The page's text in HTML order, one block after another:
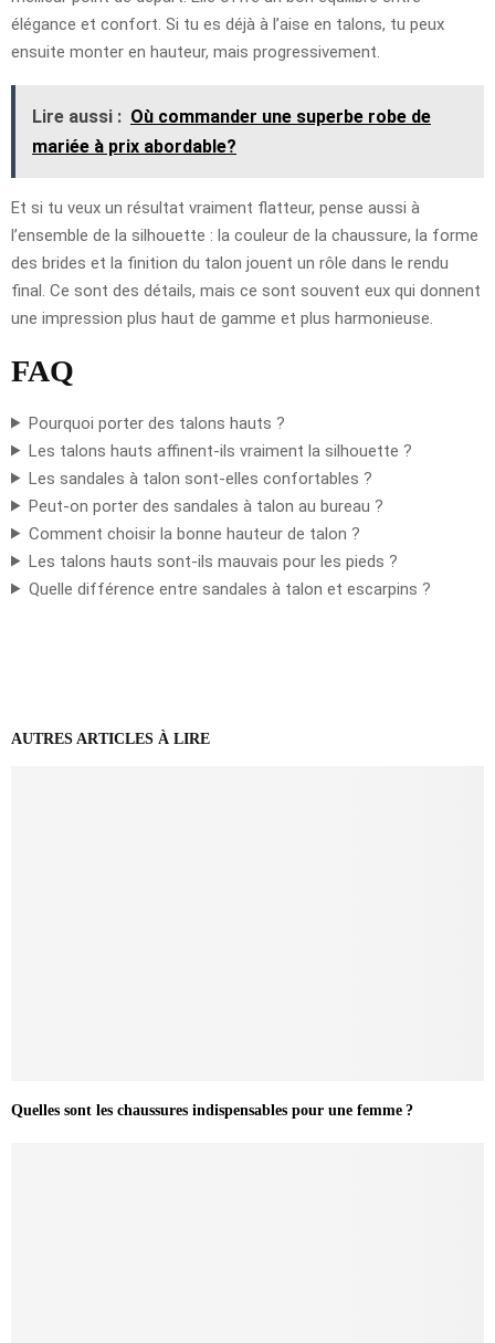
élégance et confort. Si tu es déjà à l’aise en talons, tu peux
ensuite monter en hauteur, mais progressivement.
Lire aussi : Où commander une superbe robe de
mariée à prix abordable?
Et si tu veux un résultat vraiment flatteur, pense aussi à
l’ensemble de la silhouette : la couleur de la chaussure, la forme
des brides et la finition du talon jouent un rôle dans le rendu
final. Ce sont des détails, mais ce sont souvent eux qui donnent
une impression plus haut de gamme et plus harmonieuse.
FAQ
Pourquoi porter des talons hauts ?
Les talons hauts affinent-ils vraiment la silhouette ?
Les sandales à talon sont-elles confortables ?
Peut-on porter des sandales à talon au bureau ?
Comment choisir la bonne hauteur de talon ?
Les talons hauts sont-ils mauvais pour les pieds ?
Quelle différence entre sandales à talon et escarpins ?
AUTRES ARTICLES À LIRE
Quelles sont les chaussures indispensables pour une femme ?